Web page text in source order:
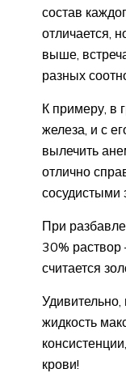
состав
отличается,
выше,
разных
К примеру, в
железа, и с
вылечить
отлично
сосудистыми
При
30%
считается
жидкость
крови!